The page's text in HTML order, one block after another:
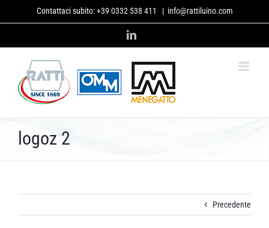
Contattaci subito:+39 0332 538 411 | info@rattiluino.com
LinkedIn
logoz 2
Precedente